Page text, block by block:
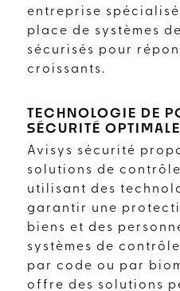
entreprise
place de systèmes
sécurisés pour
croissants.
TECHNOLOGIE DE
SÉCURITÉ OPTIMALE
Avisys sécurité
solutions de
utilisant des
garantir une
biens et des
systèmes de
par code ou par
offre des solutions